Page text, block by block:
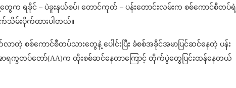
တွေက ရခိုင် – ပဲခူးနယ်စပ်၊ တောင်ကုတ် – ပန်းတောင်းလမ်းက စစ်ကောင်စီတပ်ရဲ့
သိမ်းပိုက်ထားပါတယ်။
စစ်ကောင်စီတပ်သားတွေနဲ့ ပေါင်းပြီး ခံစစ်အခိုင်အမာပြင်ဆင်နေတဲ့ ပန်း
ာရက္ခတပ်တော်(AA)က ထိုးစစ်ဆင်နေတာကြောင့် တိုက်ပွဲတွေပြင်းထန်နေတယ်